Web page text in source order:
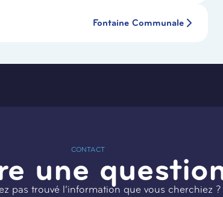
Fontaine Communale
CONTACT
une
pas trouvé l’information que vous cherchiez ?